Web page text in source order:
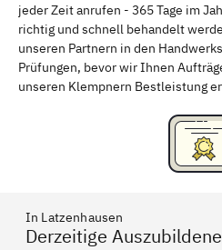
Freising
jeder Zeit anrufen - 365 Tage im
richtig und schnell behandelt
unseren Partnern in den
Prüfungen, bevor wir Ihnen
unseren Klempnern Bestleistung
In Latzenhausen
Derzeitige Auszubildene